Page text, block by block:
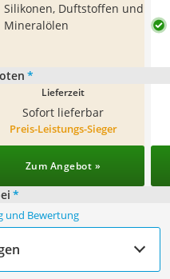
Silikonen, Duftstoffen und
Mineralölen
*
Lieferzeit
Sofort lieferbar
Preis-Leistungs-Sieger
Zum Angebot »
*
Bewertung